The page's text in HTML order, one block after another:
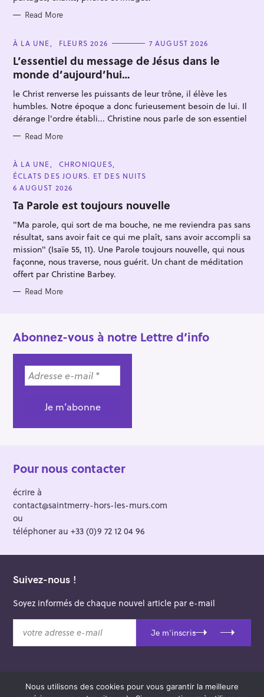
Read More
C
T
E
G
O
R
I
E
S
À LA UNE FLEURS 2026 7 AUGUST 2026
L’essentiel du message de Jésus dans le
monde d’aujourd’hui…
le Christ renverse les puissants de leur trône, il élève les
humbles. Notre époque a donc furieusement besoin de lui. Il
dérange l'ordre établi... Christine nous parle de son essentiel
Read More
C
A
T
E
O
R
E
À LA UNE
CHRONIQUES
ÉCLATS DES JOURS. ET DES NUITS
6 AUGUST 2026
Ta Parole est toujours nouvelle
"Ma parole, qui sort de ma bouche, ne me reviendra pas sans
résultat, sans avoir fait ce qui me plaît, sans avoir accompli sa
mission" (Isaïe 55, 11). Une Parole toujours nouvelle, qui nous
façonne, nous traverse, nous guérit. Un chant de méditation
offert par Christine Barbey.
Read More
Abonnez-vous à notre Lettre d’info
Pour nous contacter
écrire à
contact@saintmerry-hors-les-murs.com
ou
téléphoner au +33 (0)9 72 12 04 96
Suivez-nous !
Soyez informés de chaque nouvel article par e-mail
t
Je m'inscris
e
a
r
h
f
Nous utilisons des cookies pour vous garantir la meilleure